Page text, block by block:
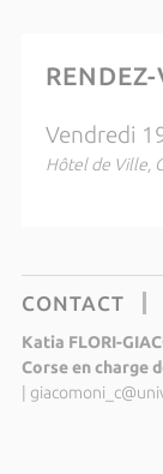
Vendredi
Hôtel de Ville,
CONTACT
Katia FLORI-
Corse en charge
|